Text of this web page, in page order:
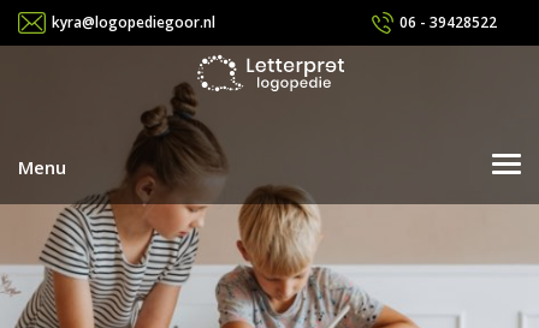
kyra@logopediegoor.nl 06 - 39428522
Menu
De praktijk
De behandelingen